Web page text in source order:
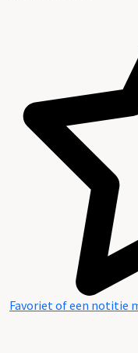
Favoriet of een notitie